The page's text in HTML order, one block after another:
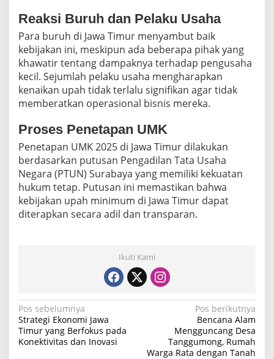
Reaksi Buruh dan Pelaku Usaha
Para buruh di Jawa Timur menyambut baik
kebijakan ini, meskipun ada beberapa pihak yang
khawatir tentang dampaknya terhadap pengusaha
kecil. Sejumlah pelaku usaha mengharapkan
kenaikan upah tidak terlalu signifikan agar tidak
memberatkan operasional bisnis mereka.
Proses Penetapan UMK
Penetapan UMK 2025 di Jawa Timur dilakukan
berdasarkan putusan Pengadilan Tata Usaha
Negara (PTUN) Surabaya yang memiliki kekuatan
hukum tetap. Putusan ini memastikan bahwa
kebijakan upah minimum di Jawa Timur dapat
diterapkan secara adil dan transparan.
Ikuti Kami
N
a
v
Pos sebelumnya
Strategi Ekonomi Jawa
Timur yang Berfokus pada
Konektivitas dan Inovasi
Pos berikutnya
Bencana Alam
Mengguncang Desa
Tanggumong, Rumah
Warga Rata dengan Tanah